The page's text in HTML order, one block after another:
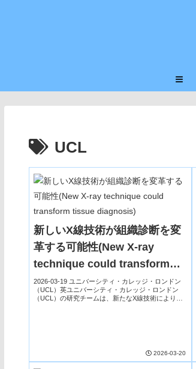
≡
UCL
新しいX線技術が組織診断を変
革する可能性(New X-ray
technique could transform
tissue diagnosis)
2026-03-19 ユニバーシティ・カレッジ・ロンドン
（UCL）英ユニバーシティ・カレッジ・ロンドン
（UCL）の研究チームは、新たなX線技術により生
2026-03-20